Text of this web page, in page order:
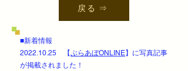
戻る ⇒
■新着情報
2022.10.25 【ぶらあぼONLINE】に写真記事
が掲載されました！